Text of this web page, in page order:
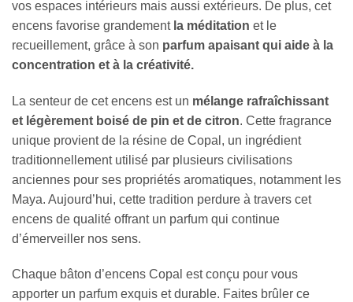
vos espaces intérieurs mais aussi extérieurs. De plus, cet
encens favorise grandement la méditation et le
recueillement, grâce à son parfum apaisant qui aide à la
concentration et à la créativité.
La senteur de cet encens est un mélange rafraîchissant
et légèrement boisé de pin et de citron. Cette fragrance
unique provient de la résine de Copal, un ingrédient
traditionnellement utilisé par plusieurs civilisations
anciennes pour ses propriétés aromatiques, notamment les
Maya. Aujourd’hui, cette tradition perdure à travers cet
encens de qualité offrant un parfum qui continue
d’émerveiller nos sens.
Chaque bâton d’encens Copal est conçu pour vous
apporter un parfum exquis et durable. Faites brûler ce